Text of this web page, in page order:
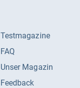
Testmagazine
FAQ
Unser Magazin
Feedback